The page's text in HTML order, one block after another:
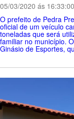
05/03/2020 ás 16:33:00
O prefeito de Pedra
oficial de um veículo
toneladas que será
familiar no município.
Ginásio de Esportes,